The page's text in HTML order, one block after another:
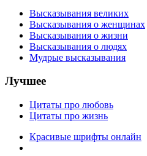
Высказывания великих
Высказывания о женщинах
Высказывания о жизни
Высказывания о людях
Мудрые высказывания
Лучшее
Цитаты про любовь
Цитаты про жизнь
Красивые шрифты онлайн